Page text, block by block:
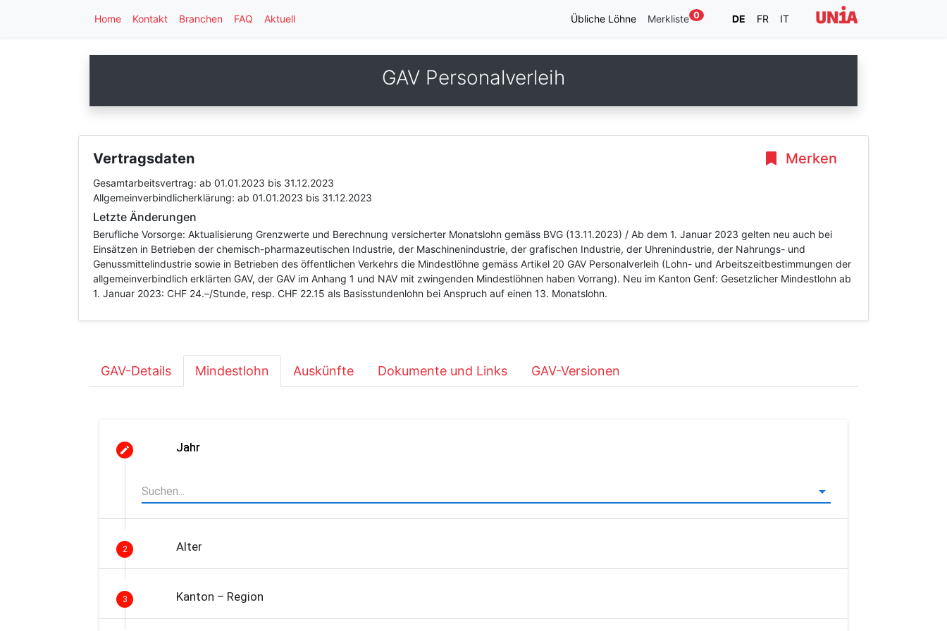
Home Kontakt Branchen FAQ Aktuell Übliche Löhne Merkliste 0 DE FR IT
GAV Personalverleih
Merken
Vertragsdaten
Gesamtarbeitsvertrag: ab 01.01.2023 bis 31.12.2023
Allgemeinverbindlicherklärung: ab 01.01.2023 bis 31.12.2023
Letzte Änderungen
Berufliche Vorsorge: Aktualisierung Grenzwerte und Berechnung versicherter Monatslohn gemäss BVG (13.11.2023) / Ab dem 1. Januar 2023 gelten neu auch bei
Einsätzen in Betrieben der chemisch-pharmazeutischen Industrie, der Maschinenindustrie, der grafischen Industrie, der Uhrenindustrie, der Nahrungs- und
Genussmittelindustrie sowie in Betrieben des öffentlichen Verkehrs die Mindestlöhne gemäss Artikel 20 GAV Personalverleih (Lohn- und Arbeitszeitbestimmungen der
allgemeinverbindlich erklärten GAV, der GAV im Anhang 1 und NAV mit zwingenden Mindestlöhnen haben Vorrang). Neu im Kanton Genf: Gesetzlicher Mindestlohn ab
1. Januar 2023: CHF 24.–/Stunde, resp. CHF 22.15 als Basisstundenlohn bei Anspruch auf einen 13. Monatslohn.
GAV-Details Mindestlohn Auskünfte Dokumente und Links GAV-Versionen
Jahr
2 Alter
3 Kanton – Region